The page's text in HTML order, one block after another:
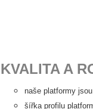
KVALITA A
naše platformy
šířka profilu